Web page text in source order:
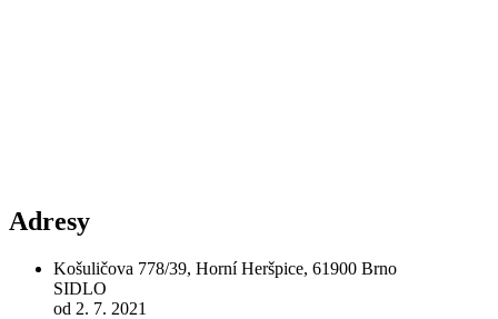
Adresy
Košuličova 778/39, Horní Heršpice, 61900 Brno
SIDLO
od 2. 7. 2021